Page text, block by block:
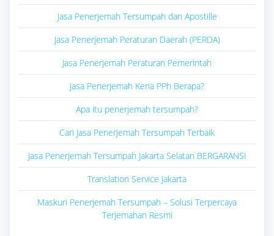
Jasa Penerjemah Tersumpah dan Apostille
Jasa Penerjemah Peraturan Daerah (PERDA)
Jasa Penerjemah Peraturan Pemerintah
Jasa Penerjemah Kena PPh Berapa?
Apa itu penerjemah tersumpah?
Cari Jasa Penerjemah Tersumpah Terbaik
Jasa Penerjemah Tersumpah Jakarta Selatan BERGARANSI
Translation Service Jakarta
Maskuri Penerjemah Tersumpah – Solusi Terpercaya
Terjemahan Resmi